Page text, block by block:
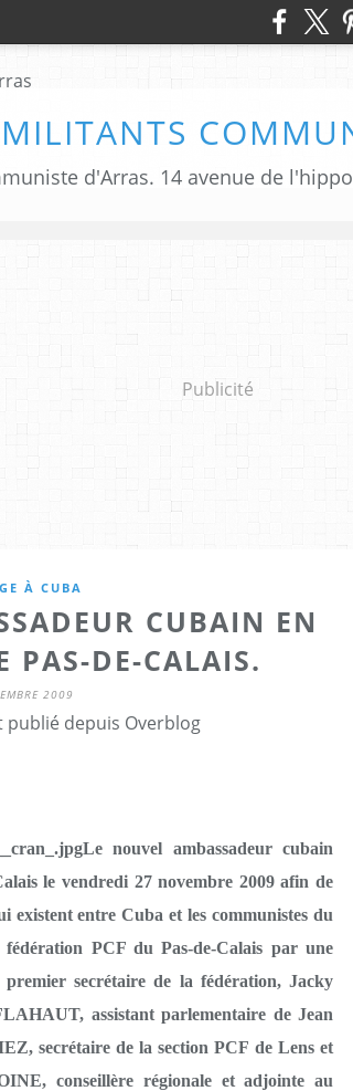
d'Arras. 14 avenue de
Publicité
À CUBA
CUBAIN EN
PAS-DE-CALAIS.
2009
publié depuis Overblog
Le nouvel ambassadeur cubain
le vendredi 27 novembre 2009 afin de
existent entre Cuba et les communistes du
PCF du Pas-de-Calais par une
secrétaire de la fédération, Jacky
assistant parlementaire de Jean
secrétaire de la section PCF de Lens et
conseillère régionale et adjointe au